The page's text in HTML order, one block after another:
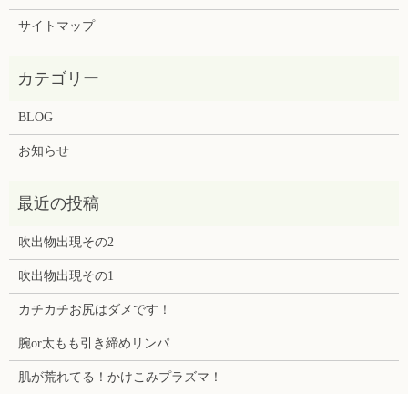
サイトマップ
BLOG
お知らせ
吹出物出現その2
吹出物出現その1
カチカチお尻はダメです！
腕or太もも引き締めリンパ
肌が荒れてる！かけこみプラズマ！